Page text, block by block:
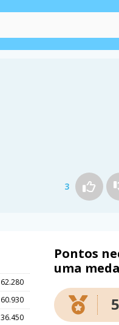
3
62.280
60.930
36.450
Pontos
uma